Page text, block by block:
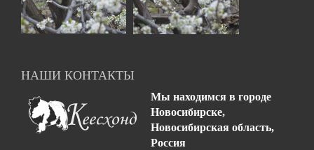
НАШИ КОНТАКТЫ
Мы находимся в городе
Новосибирске,
Новосибирская область,
Россия